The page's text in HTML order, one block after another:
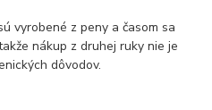
vyrobené z peny a časom sa
nákup z druhej ruky nie je
dôvodov.